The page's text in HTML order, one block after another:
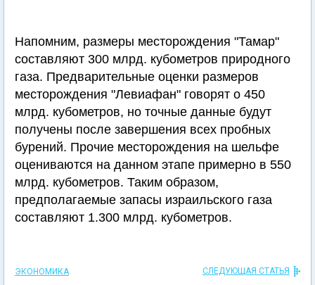
Напомним, размеры месторождения "Тамар"
составляют 300 млрд. кубометров природного
газа. Предварительные оценки размеров
месторождения "Левиафан" говорят о 450
млрд. кубометров, но точные данные будут
получены после завершения всех пробных
бурений. Прочие месторождения на шельфе
оцениваются на данном этапе примерно в 550
млрд. кубометров. Таким образом,
предполагаемые запасы израильского газа
составляют 1.300 млрд. кубометров.
ЭКОНОМИКА СЛЕДУЮЩАЯ СТАТЬЯ